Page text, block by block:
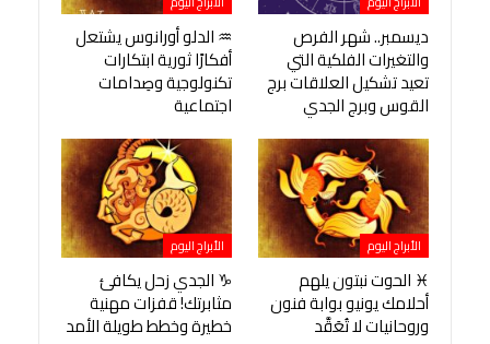
ديسمبر.. شهر الفرص
والتغيرات الفلكية التي
تعيد تشكيل العلاقات برج
القوس وبرج الجدي
♒ الدلو أورانوس يشتعل
أفكارًا ثورية ابتكارات
تكنولوجية وصِدامات
اجتماعية
الأبراج اليوم
♓ الحوت نبتون يلهم
أحلامك يونيو بوابة فنون
وروحانيات لا تُعَقَّد
الأبراج اليوم
♑ الجدي زحل يكافئ
مثابرتك! قفزات مهنية
خطيرة وخطط طويلة الأمد